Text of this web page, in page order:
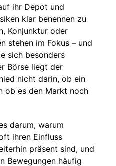
ihr Depot und
klar benennen zu
Konjunktur oder
stehen im Fokus – und
sich besonders
Börse liegt der
nicht darin, ob ein
ob es den Markt noch
darum, warum
ihren Einfluss
präsent sind, und
Bewegungen häufig